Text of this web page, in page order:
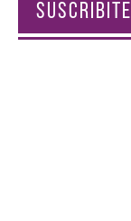
SUSCRIBITE